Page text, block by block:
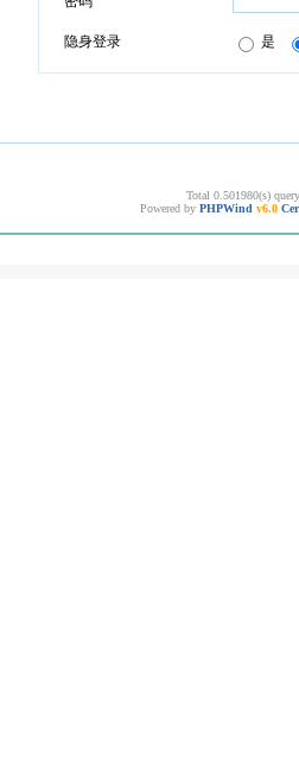
隐身登录 是
Total 0.501980(s)
Powered by PHPWind v6.0